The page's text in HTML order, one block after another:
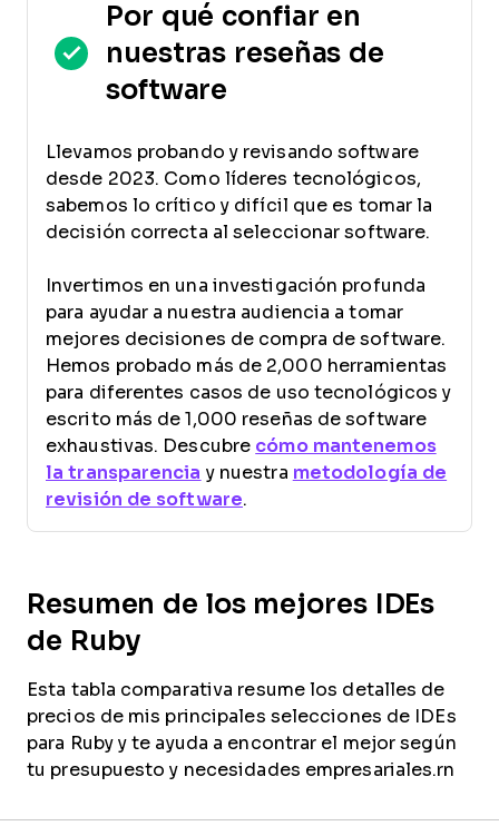
Por qué confiar en
nuestras reseñas de
software
Llevamos probando y revisando software
desde 2023. Como líderes tecnológicos,
sabemos lo crítico y difícil que es tomar la
decisión correcta al seleccionar software.
Invertimos en una investigación profunda
para ayudar a nuestra audiencia a tomar
mejores decisiones de compra de software.
Hemos probado más de 2,000 herramientas
para diferentes casos de uso tecnológicos y
escrito más de 1,000 reseñas de software
exhaustivas. Descubre cómo mantenemos
la transparencia y nuestra metodología de
revisión de software.
Resumen de los mejores IDEs
de Ruby
Esta tabla comparativa resume los detalles de
precios de mis principales selecciones de IDEs
para Ruby y te ayuda a encontrar el mejor según
tu presupuesto y necesidades empresariales.rn